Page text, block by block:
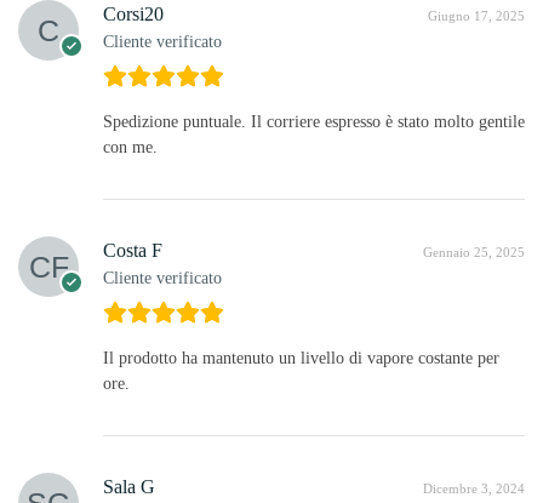
Corsi20
Cliente verificato
Giugno 17, 2025
Spedizione puntuale. Il corriere espresso è stato molto gentile
con me.
Costa F
Cliente verificato
Gennaio 25, 2025
Il prodotto ha mantenuto un livello di vapore costante per
ore.
Sala G Dicembre 3, 2024